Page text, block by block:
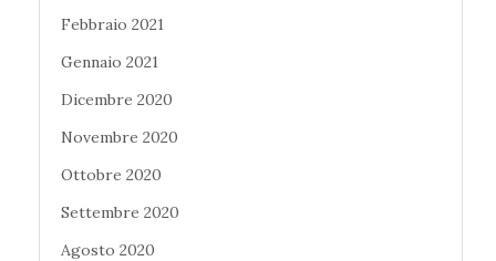
Febbraio 2021
Gennaio 2021
Dicembre 2020
Novembre 2020
Ottobre 2020
Settembre 2020
Agosto 2020